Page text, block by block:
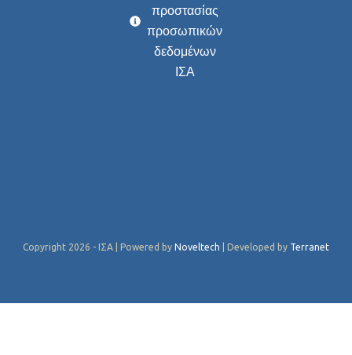
προστασίας
προσωπικών
δεδομένων
ΙΣΑ
Copyright 2026 - ΙΣΑ | Powered by Noveltech | Developed by Terranet